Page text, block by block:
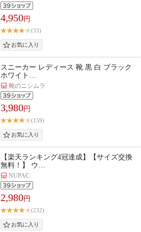
4,950円
(33)
スニーカー レディース 靴 黒 白 ブラック
ホワイト…
靴のニシムラ
3,980円
(159)
【楽天ランキング4冠達成】【サイズ交換
無料！】 ウ…
NUPAC
2,980円
(232)